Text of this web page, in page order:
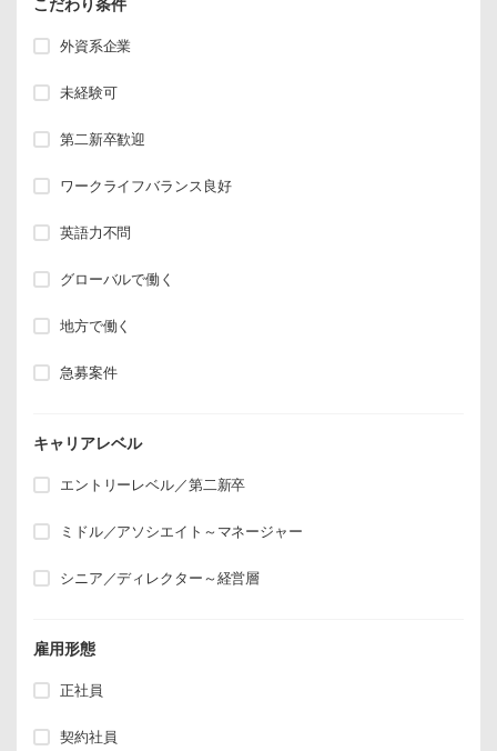
こだわり条件
外資系企業
未経験可
第二新卒歓迎
ワークライフバランス良好
英語力不問
グローバルで働く
地方で働く
急募案件
キャリアレベル
エントリーレベル／第二新卒
ミドル／アソシエイト～マネージャー
シニア／ディレクター～経営層
雇用形態
正社員
契約社員